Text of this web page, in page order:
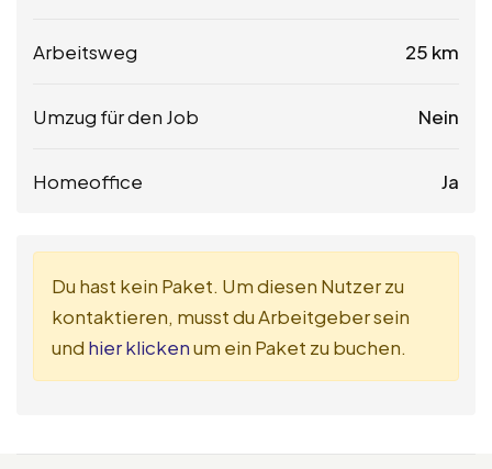
Arbeitsweg 25 km
Umzug für den Job Nein
Homeoffice Ja
Du hast kein Paket. Um diesen Nutzer zu
kontaktieren, musst du Arbeitgeber sein
und hier klickenum ein Paket zu buchen.